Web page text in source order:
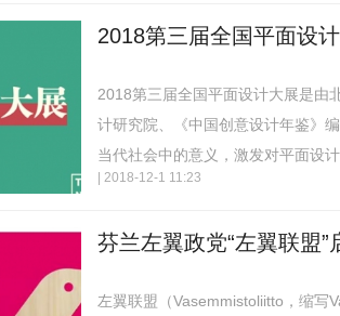
2018第三届全国平面设
2018第三届全国平面设计大展是由
计研究院、《中国创意设计年鉴》
当代社会中的意义，激发对平面设计
| 2018-12-1 11:23
芬兰左翼政党“左翼联盟”
左翼联盟（Vasemmistoliitto，缩写